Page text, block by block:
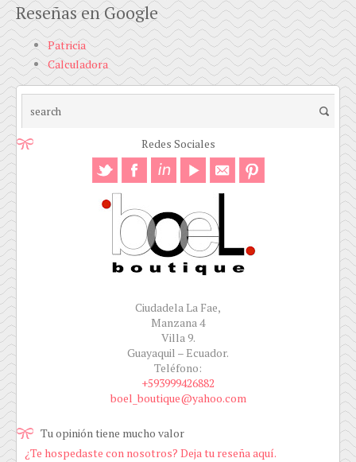
Reseñas en Google
Patricia
Calculadora
Redes Sociales
Ciudadela La Fae,
Manzana 4
Villa 9.
Guayaquil – Ecuador.
Teléfono:
+593999426882
boel_boutique@yahoo.com
Tu opinión tiene mucho valor
¿Te hospedaste con nosotros? Deja tu reseña aquí.